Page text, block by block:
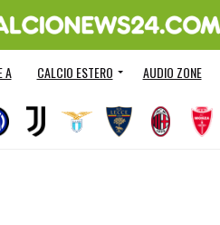
A CALCIO ESTERO AUDIO ZONE